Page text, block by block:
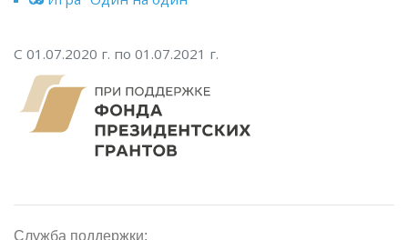
С 01.07.2020 г. по 01.07.2021 г.
Служба поддержки: